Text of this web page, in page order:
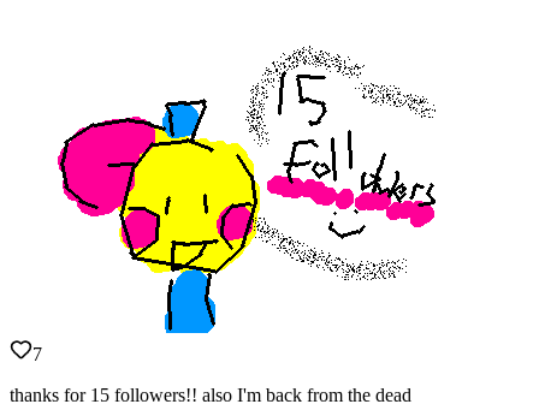
7
thanks for 15 followers!! also I'm back from the dead